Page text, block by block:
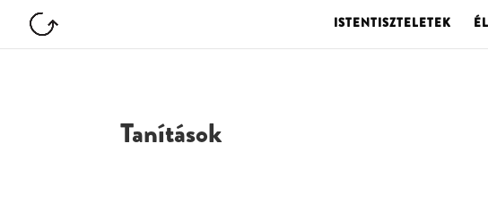
ISTENTISZTELETEK
Tanítások